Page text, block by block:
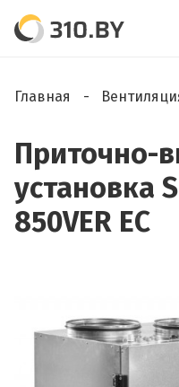
Главная
Приточно-
установка
850VER EC